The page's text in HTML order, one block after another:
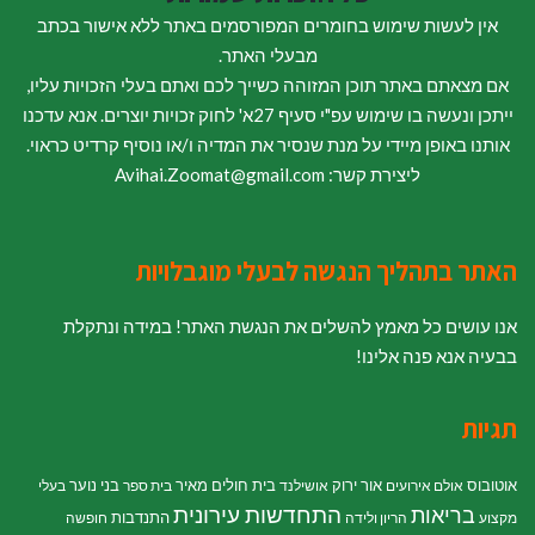
אין לעשות שימוש בחומרים המפורסמים באתר ללא אישור בכתב
מבעלי האתר.
אם מצאתם באתר תוכן המזוהה כשייך לכם ואתם בעלי הזכויות עליו,
ייתכן ונעשה בו שימוש עפ"י סעיף 27א' לחוק זכויות יוצרים. אנא עדכנו
אותנו באופן מיידי על מנת שנסיר את המדיה ו/או נוסיף קרדיט כראוי.
ליצירת קשר: Avihai.Zoomat@gmail.com
האתר בתהליך הנגשה לבעלי מוגבלויות
אנו עושים כל מאמץ להשלים את הנגשת האתר! במידה ונתקלת
בבעיה אנא פנה אלינו!
תגיות
אוטובוס אולם אירועים אור ירוק אושילנד בית חולים מאיר בית ספר בני נוער בעלי
מקצוע בריאות הריון ולידה התחדשות עירוניתהתנדבות חופשה